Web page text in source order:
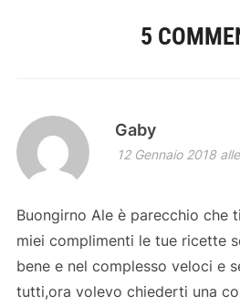
5
Gaby
12 Gennaio 2018
Buongirno Ale è parecchio che
miei complimenti le tue ricette
bene e nel complesso veloci e
tutti,ora volevo chiederti una